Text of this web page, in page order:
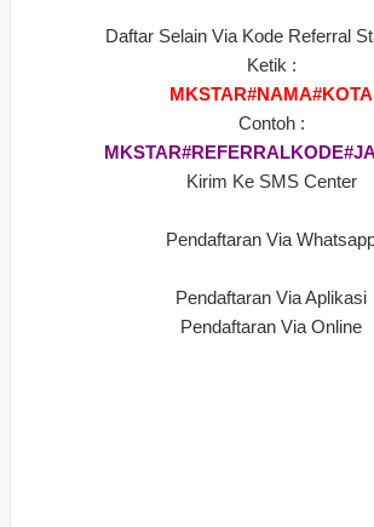
Daftar Selain Via Kode Referral
Ketik :
MKSTAR#NAMA#KOTA
Contoh :
Kirim Ke SMS Center
Pendaftaran Via
Pendaftaran Via Aplikasi
Pendaftaran Via Online